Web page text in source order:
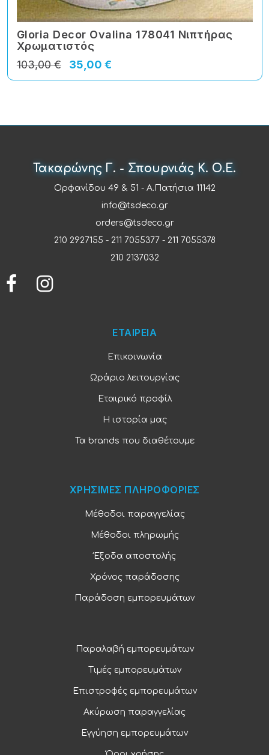
Gloria Decor Ovalina 178041 Νιπτήρας
Χρωματιστός
35,00 €
103,00 €
Τακαρώνης Γ. - Σπουρνιάς Κ. Ο.Ε.
Ορφανίδου 49 & 51 - Α.Πατήσια 11142
info@tsdeco.gr
orders@tsdeco.gr
210 2927155 - 211 7055377 - 211 7055378
210 2137032
ΕΤΑΙΡΕΙΑ
Επικοινωνία
Ωράριο λειτουργίας
Εταιρικό προφίλ
Η ιστορία μας
Τα brands που διαθέτουμε
ΧΡΗΣΙΜΕΣ ΠΛΗΡΟΦΟΡΙΕΣ
Μέθοδοι παραγγελίας
Μέθοδοι πληρωμής
Έξοδα αποστολής
Χρόνος παράδοσης
Παράδοση εμπορευμάτων
Παραλαβή εμπορευμάτων
Τιμές εμπορευμάτων
Επιστροφές εμπορευμάτων
Ακύρωση παραγγελίας
Εγγύηση εμπορευμάτων